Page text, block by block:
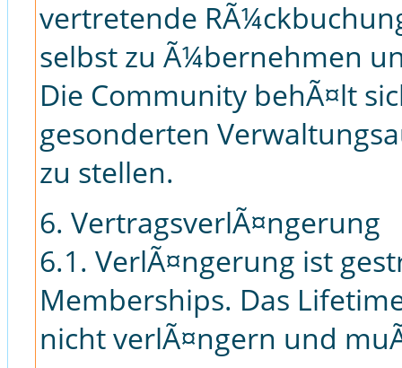
vertretende
selbst zu Ã¼bernehmen
Die Community behÃ¤lt
gesonderten
zu stellen.
6. VertragsverlÃ¤ngerung
6.1. VerlÃ¤ngerung ist
Memberships. Das
nicht verlÃ¤ngern und